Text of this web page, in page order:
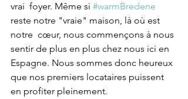
vrai  foyer. Même si #warmBredene
reste notre "vraie" maison, là où est
notre  cœur, nous commençons à nous
sentir de plus en plus chez nous ici en
Espagne. Nous sommes donc heureux
que nos premiers locataires puissent
en profiter pleinement.